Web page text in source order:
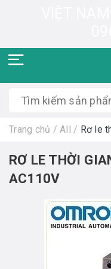
Trang chủ / All / Rơ le
RƠ LE THỜI
AC110V